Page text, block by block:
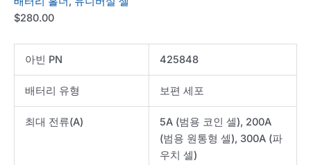
$280.00
아빈 PN 425848
배터리 유형 보편 세포
최대 전류(A)
5A (범용 코인 셀), 200A
(범용 원통형 셀), 300A (파
우치 셀)